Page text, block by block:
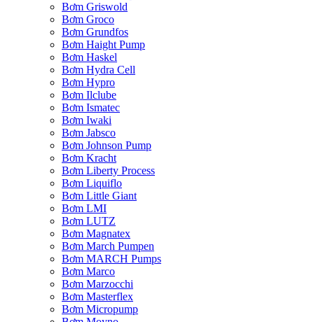
Bơm Griswold
Bơm Groco
Bơm Grundfos
Bơm Haight Pump
Bơm Haskel
Bơm Hydra Cell
Bơm Hypro
Bơm Ilclube
Bơm Ismatec
Bơm Iwaki
Bơm Jabsco
Bơm Johnson Pump
Bơm Kracht
Bơm Liberty Process
Bơm Liquiflo
Bơm Little Giant
Bơm LMI
Bơm LUTZ
Bơm Magnatex
Bơm March Pumpen
Bơm MARCH Pumps
Bơm Marco
Bơm Marzocchi
Bơm Masterflex
Bơm Micropump